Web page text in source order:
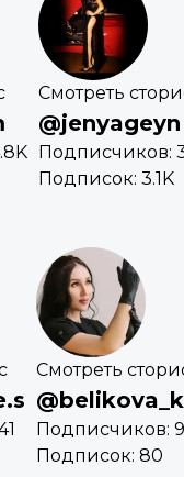
Смотреть
@jenyageyn
Подписчиков:
Подписок: 3.1K
Смотреть
Подписчиков:
Подписок: 80